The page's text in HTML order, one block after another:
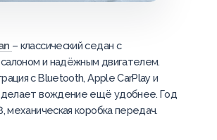
– классический седан с
и надёжным двигателем.
с Bluetooth, Apple CarPlay и
делает вождение ещё удобнее. Год
механическая коробка передач.